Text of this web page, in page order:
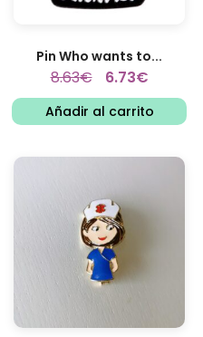
Pin Who wants to...
8.63€ 6.73€
Añadir al carrito